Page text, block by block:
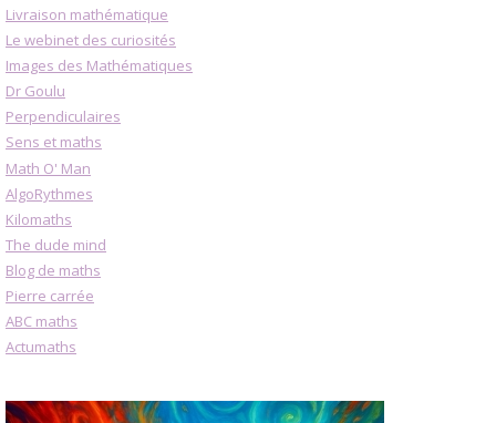
Livraison mathématique
Le webinet des curiosités
Images des Mathématiques
Dr Goulu
Perpendiculaires
Sens et maths
Math O' Man
AlgoRythmes
Kilomaths
The dude mind
Blog de maths
Pierre carrée
ABC maths
Actumaths